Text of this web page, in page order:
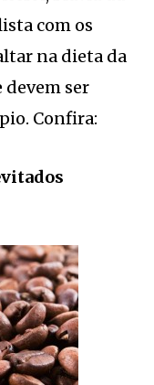
com os
na dieta da
devem ser
Confira: